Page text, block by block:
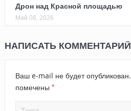
Дрон над Красной площадью
Май 08, 2026
НАПИСАТЬ КОММЕНТАРИЙ
Ваш e-mail не будет опубликован.
помечены *